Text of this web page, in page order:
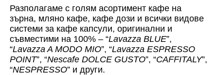
Разполагаме с голям асортимент кафе на
зърна, мляно кафе, кафе дози и всички видове
системи за кафе капсули, оригинални и
съвместими на 100% – “Lavazza BLUE”,
“Lavazza A MODO MIO”, “Lavazza ESPRESSO
POINT”, “Nescafe DOLCE GUSTO”, “CAFFITALY”,
“NESPRESSO” и други.